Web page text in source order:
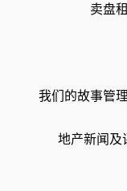
卖盘
我们的故事管
地产新闻及